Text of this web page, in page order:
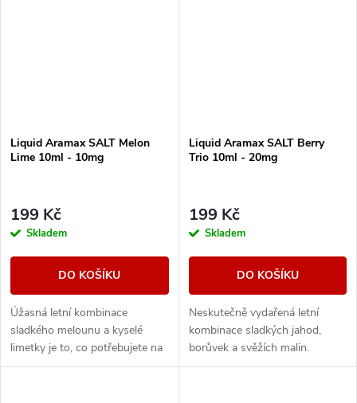
Liquid Aramax SALT Melon
Lime 10ml - 10mg
199 Kč
Skladem
DO KOŠÍKU
Úžasná letní kombinace
sladkého melounu a kyselé
limetky je to, co potřebujete na
parné letní dny.
Liquid Aramax SALT Berry
Trio 10ml - 20mg
199 Kč
Skladem
DO KOŠÍKU
Neskutečně vydařená letní
kombinace sladkých jahod,
borůvek a svěžích malin.